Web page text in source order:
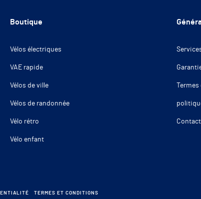
Boutique
Vélos électriques
VAE rapide
Vélos de ville
Vélos de randonnée
Vélo rétro
Vélo enfant
Contact
TERMES ET CONDITIONS